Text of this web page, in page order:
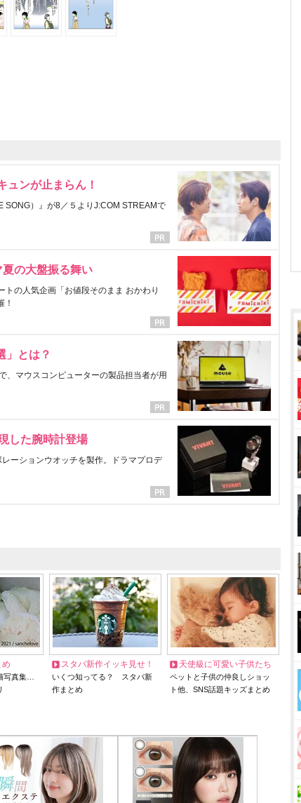
ュンが止まらん！
SONG）』が8／５よりJ:COM STREAMで
の大盤振る舞い
の人気企画「お値段そのまま おかわり
！
」とは？
、マウスコンピューターの製品担当者が用
した腕時計登場
ーションウオッチを製作。ドラマプロデ
め
写真集…
スタバ新作イッキ見せ！
いくつ知ってる？ スタバ新
作まとめ
天使級に可愛い子供たち
ペットと子供の仲良しショッ
ト他、SNS話題キッズまとめ